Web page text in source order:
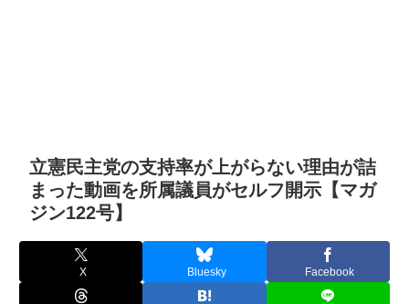
立憲民主党の支持率が上がらない理由が詰
まった動画を所属議員がセルフ開示【マガ
ジン122号】
X Bluesky Facebook